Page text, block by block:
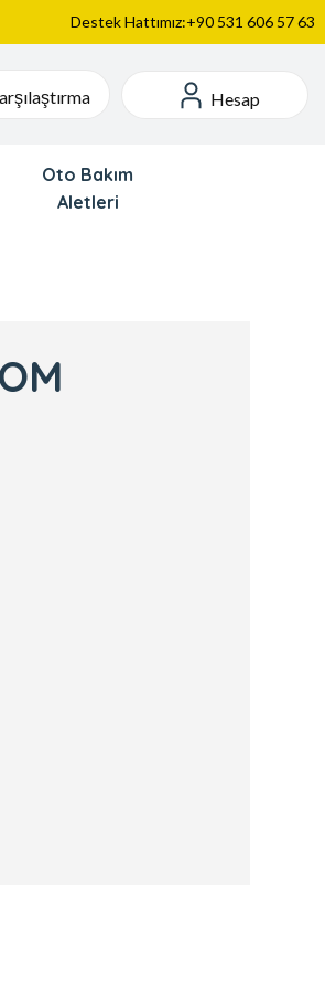
Destek Hattımız:+90 531 606 57 63
Hesap
Oto Bakım
Aletleri